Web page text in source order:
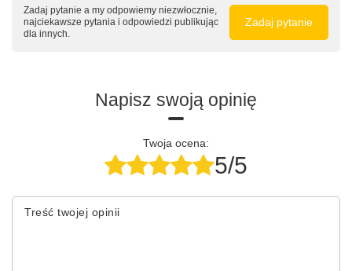
Zadaj pytanie a my odpowiemy niezwłocznie,
najciekawsze pytania i odpowiedzi publikując
dla innych.
Zadaj pytanie
Napisz swoją opinię
Twoja ocena:
5/5
Treść twojej opinii